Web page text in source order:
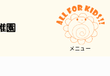
園
メニュー